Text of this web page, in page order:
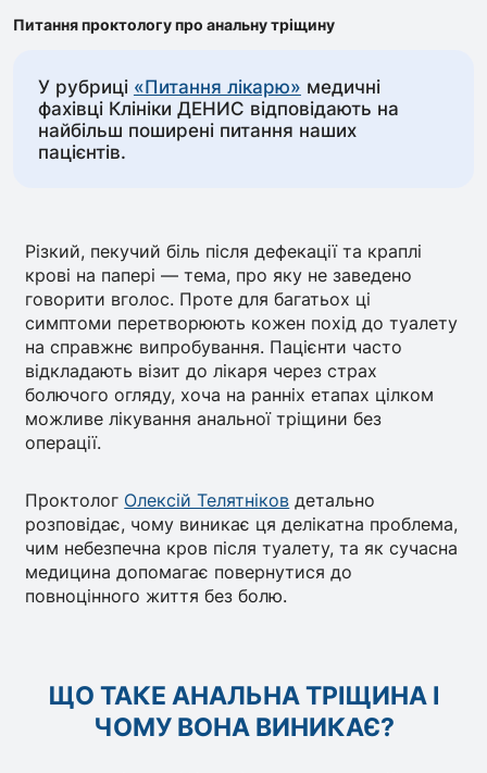
Питання проктологу про анальну тріщину
У рубриці «Питання лікарю» медичні
фахівці Клініки ДЕНИС відповідають на
найбільш поширені питання наших
пацієнтів.
Різкий, пекучий біль після дефекації та краплі
крові на папері — тема, про яку не заведено
говорити вголос. Проте для багатьох ці
симптоми перетворюють кожен похід до туалету
на справжнє випробування. Пацієнти часто
відкладають візит до лікаря через страх
болючого огляду, хоча на ранніх етапах цілком
можливе лікування анальної тріщини без
операції.
Проктолог Олексій Телятніков детально
розповідає, чому виникає ця делікатна проблема,
чим небезпечна кров після туалету, та як сучасна
медицина допомагає повернутися до
повноцінного життя без болю.
ЩО ТАКЕ АНАЛЬНА ТРІЩИНА І
ЧОМУ ВОНА ВИНИКАЄ?